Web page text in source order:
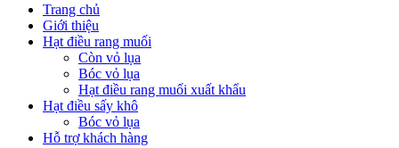
Trang chủ
Giới thiệu
Hạt điều rang muối
Còn vỏ lụa
Bóc vỏ lụa
Hạt điều rang muối xuất khẩu
Hạt điều sấy khô
Bóc vỏ lụa
Hỗ trợ khách hàng